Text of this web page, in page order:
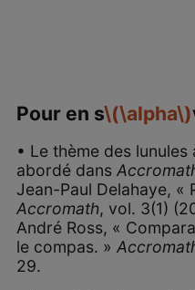
Pour en s\(\alpha\)
• Le thème des
abordé dans
Jean-Paul Delahaye, «
Accromath, vol. 3(1)
André Ross, «
le compas. »
29.